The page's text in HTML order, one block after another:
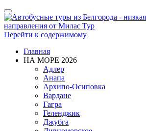
Показать/
Скрыть
навигацию
Перейти к содержимому
Главная
НА МОРЕ 2026
Адлер
Анапа
Архипо-Осиповка
Вардане
Гагра
Геленджик
Джубга